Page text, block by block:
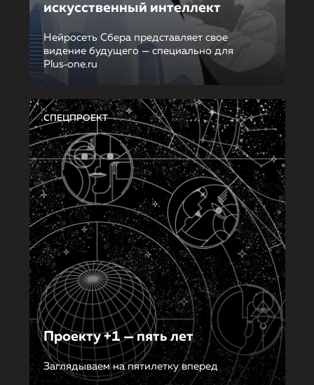
искусственный интеллект
Нейросеть Сбера представляет свое
видение будущего — специально для
Plus‑one.ru
СПЕЦПРОЕКТ
Проекту +1 — пять лет
Заглядываем на пятилетку вперед